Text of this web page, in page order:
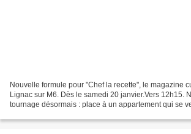
Nouvelle formule pour "Chef la recette", le magazine
Lignac sur M6. Dès le samedi 20 janvier.Vers 12h15.
tournage désormais : place à un appartement qui se